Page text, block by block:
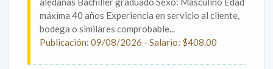
máxima 40 años Experiencia en servicio al cliente,
bodega o similares comprobable...
Publicación: 09/08/2026 - Salario: $408.00